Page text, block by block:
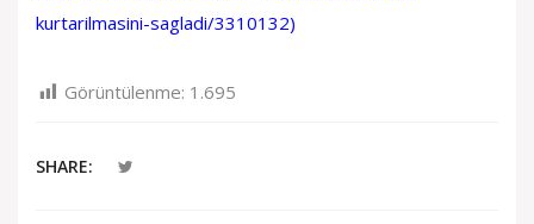
kurtarilmasini-sagladi/3310132)
Görüntülenme: 1.695
SHARE: